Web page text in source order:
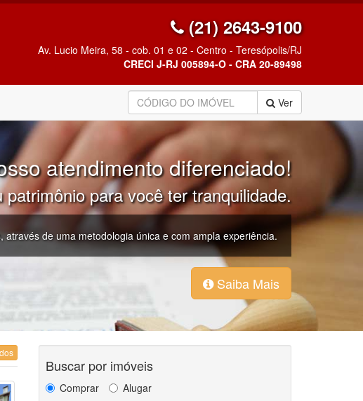
(21) 2643-9100
Av. Lucio Meira, 58 - cob. 01 e 02 - Centro - Teresópolis/RJ
CRECI J-RJ 005894-O - CRA 20-89498
Ver
atendimento diferenciado!
patrimônio para você ter tranquilidade.
de uma metodologia única e com ampla experiência.
Saiba Mais
Buscar por imóveis
Comprar
Alugar